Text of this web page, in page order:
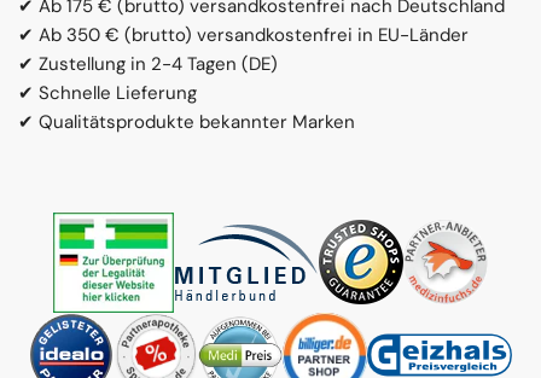
✔ Ab 175 € (brutto) versandkostenfrei nach Deutschland
✔ Ab 350 € (brutto) versandkostenfrei in EU-Länder
✔ Zustellung in 2-4 Tagen (DE)
✔ Schnelle Lieferung
✔ Qualitätsprodukte bekannter Marken